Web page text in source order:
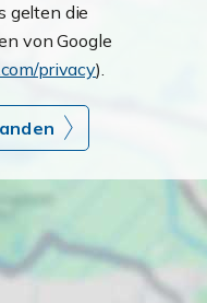
gelten die
von Google
privacy).